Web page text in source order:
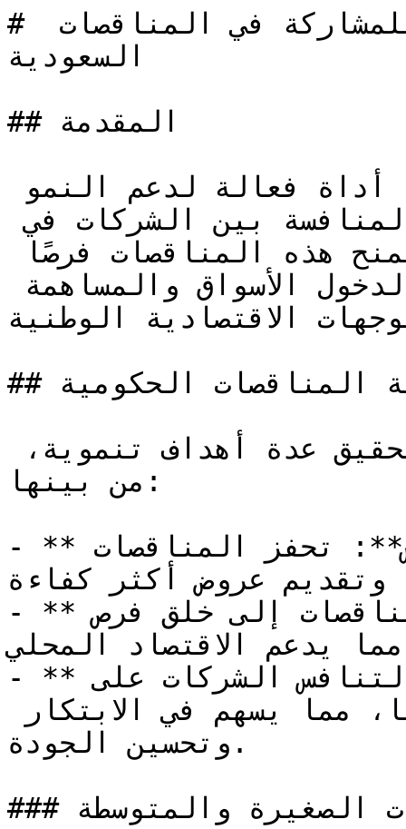
# أهم المعايير الفنية للمشاركة في المناقصات
السعودية
## المقدمة
الاقتصادي وتعزيز الشفافية والمنافسة بين الشركات في
الاقتصادية الوطنية.
## أهمية المناقصات الحكومية
من بينها:
- **فتح مجالات جديدة للتنافس**: تحفز المناقصات
عروض أكثر كفاءة.
- **توفير فرص عمل**: تؤدي المناقصات إلى خلق فرص
يدعم الاقتصاد المحلي.
- **تعزيز الابتكار**: يُشجع التنافس الشركات على
وتحسين الجودة.
### الفرص للمؤسسات الصغيرة والمتوسطة